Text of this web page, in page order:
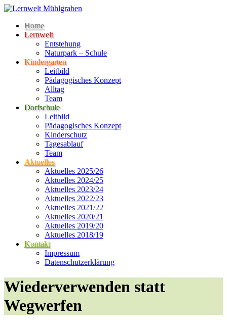
Home
Lernwelt
Entstehung
Naturpark – Schule
Kindergarten
Leitbild
Pädagogisches Konzept
Alltag
Team
Dorfschule
Leitbild
Pädagogisches Konzept
Kinderschutz
Tagesablauf
Team
Aktuelles
Aktuelles 2025/26
Aktuelles 2024/25
Aktuelles 2023/24
Aktuelles 2022/23
Aktuelles 2021/22
Aktuelles 2020/21
Aktuelles 2019/20
Aktuelles 2018/19
Kontakt
Impressum
Datenschutzerklärung
Wiederverwenden statt
Wegwerfen